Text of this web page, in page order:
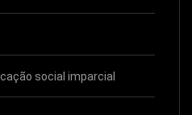
social imparcial